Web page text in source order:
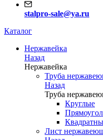
stalpro-sale@ya.ru
Каталог
Нержавейка
Назад
Нержавейка
Труба
Назад
Труба
Круглые
Лист